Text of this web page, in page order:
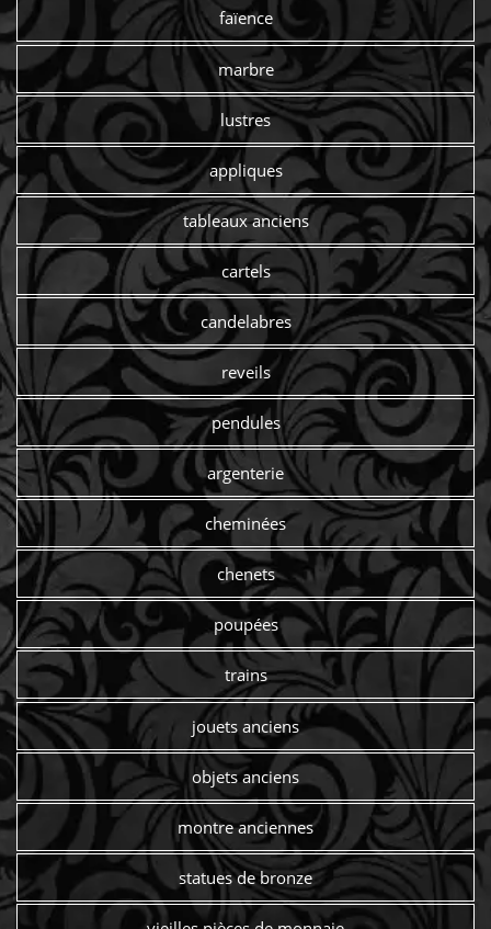
faïence
marbre
lustres
appliques
tableaux anciens
cartels
candelabres
reveils
pendules
argenterie
cheminées
chenets
poupées
trains
jouets anciens
objets anciens
montre anciennes
statues de bronze